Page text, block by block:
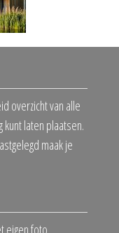
overzicht van alle
laten plaatsen.
maak je